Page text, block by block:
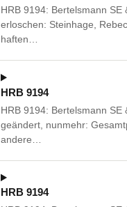
HRB 9194: Bertelsmann
erloschen: Steinhage,
haften…
HRB 9194
HRB 9194: Bertelsmann
geändert, nunmehr:
andere…
HRB 9194